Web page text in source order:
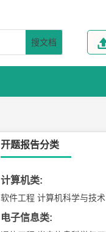
搜文档
开题报告分类
计算机类:
软件工程 计算机科学与技术
电子信息类: